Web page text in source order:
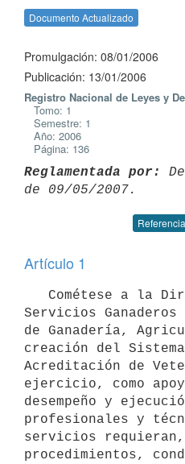
Documento Actualizado
Promulgación: 08/01/2006
Publicación: 13/01/2006
Registro Nacional de Leyes y
Tomo: 1
Semestre: 1
Año: 2006
Página: 136
Reglamentada por:
Artículo 1
Servicios
de Ganadería,
creación del
Acreditación de
ejercicio, como
desempeño y
profesionales y
servicios
procedimientos,